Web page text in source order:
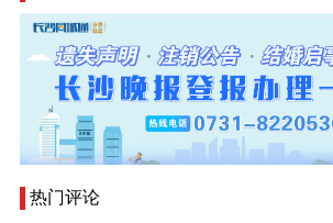
热门评论